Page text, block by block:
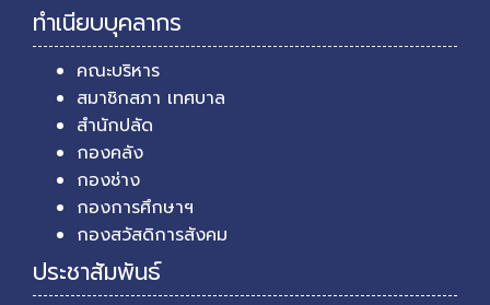
ทำเนียบบุคลากร
คณะบริหาร
สมาชิกสภา เทศบาล
สำนักปลัด
กองคลัง
กองช่าง
กองการศึกษาฯ
กองสวัสดิการสังคม
ประชาสัมพันธ์